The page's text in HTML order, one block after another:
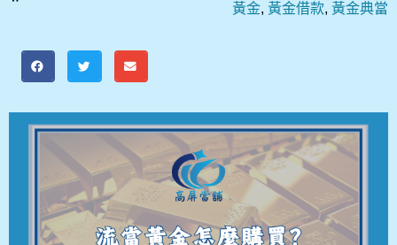
黃金, 黃金借款, 黃金典當